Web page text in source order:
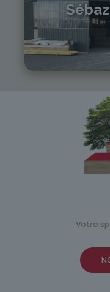
Votre